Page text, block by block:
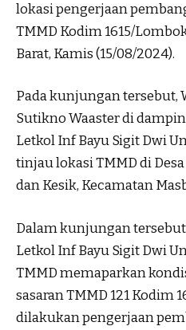
lokasi pengerjaan
TMMD Kodim 1615/
Barat, Kamis (15/08/2024).
Pada kunjungan tersebut,
Sutikno Waaster di
Letkol Inf Bayu Sigit Dwi
tinjau lokasi TMMD di
dan Kesik, Kecamatan
Dalam kunjungan
Letkol Inf Bayu Sigit Dwi
TMMD memaparkan
sasaran TMMD 121 Kodim
dilakukan pengerjaan